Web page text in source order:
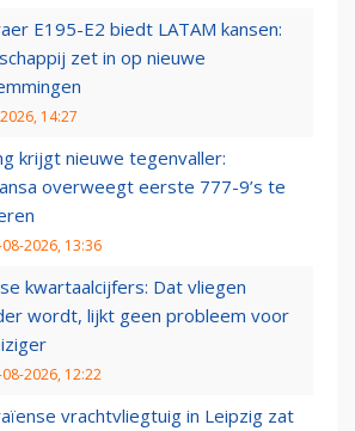
E195-E2 biedt LATAM kansen:
zet in op nieuwe
14:27
krijgt nieuwe tegenvaller:
overweegt eerste 777-9’s te
2026, 13:36
kwartaalcijfers: Dat vliegen
wordt, lijkt geen probleem voor
2026, 12:22
vrachtvliegtuig in Leipzig zat